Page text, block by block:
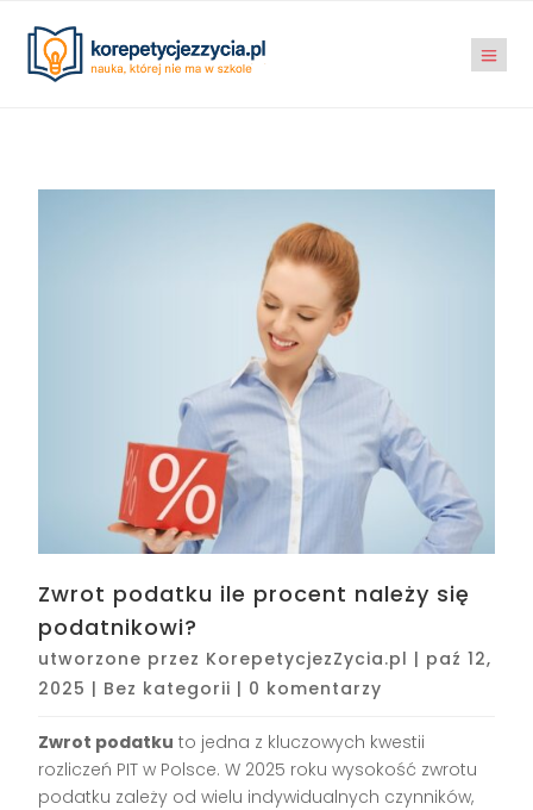
Zwrot podatku ile procent należy się
podatnikowi?
utworzone przez KorepetycjezZycia.pl | paź 12,
2025 | Bez kategorii | 0 komentarzy
Zwrot podatku to jedna z kluczowych kwestii
rozliczeń PIT w Polsce. W 2025 roku wysokość zwrotu
podatku zależy od wielu indywidualnych czynników,